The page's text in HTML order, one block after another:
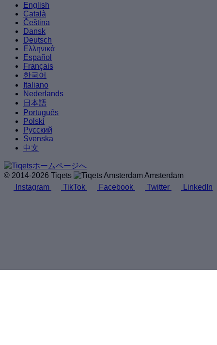
English
Català
Čeština
Dansk
Deutsch
Ελληνικά
Español
Français
한국어
Italiano
Nederlands
日本語
Português
Polski
Русский
Svenska
中文
© 2014-2026 Tiqets
Amsterdam
Instagram
TikTok Facebook Twitter LinkedIn